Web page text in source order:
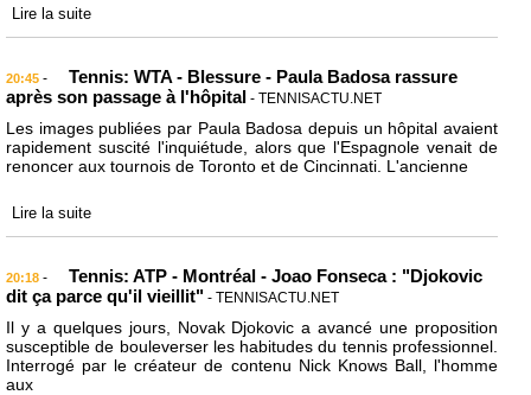
Lire la suite
20:45 -
Tennis: WTA - Blessure - Paula Badosa rassure
après son passage à l'hôpital - TENNISACTU.NET
Les images publiées par Paula Badosa depuis un hôpital avaient
rapidement suscité l'inquiétude, alors que l'Espagnole venait de
renoncer aux tournois de Toronto et de Cincinnati. L'ancienne
Lire la suite
20:18 -
Tennis: ATP - Montréal - Joao Fonseca : "Djokovic
dit ça parce qu'il vieillit" - TENNISACTU.NET
Il y a quelques jours, Novak Djokovic a avancé une proposition
susceptible de bouleverser les habitudes du tennis professionnel.
Interrogé par le créateur de contenu Nick Knows Ball, l'homme
aux